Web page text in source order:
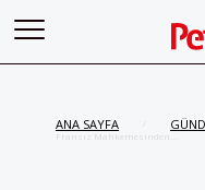
ANA SAYFA
Fransız Mahkemesinden